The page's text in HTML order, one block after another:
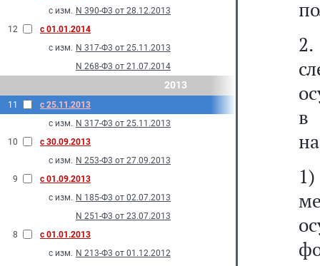
с изм. N 390-Ф3 от 28.12.2013
12
с 01.01.2014
с изм. N 317-Ф3 от 25.11.2013
N 268-Ф3 от 21.07.2014
2013
11
с 25.11.2013
с изм. N 317-Ф3 от 25.11.2013
10
с 30.09.2013
с изм. N 253-Ф3 от 27.09.2013
9
с 01.09.2013
с изм. N 185-Ф3 от 02.07.2013
N 251-Ф3 от 23.07.2013
8
с 01.01.2013
с изм. N 213-Ф3 от 01.12.2012
в